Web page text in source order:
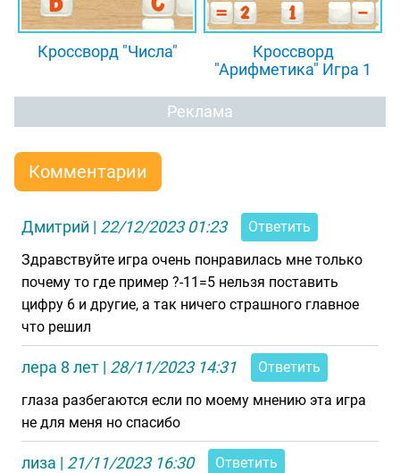
Кроссворд "Числа"
Кроссворд
"Арифметика" Игра 1
Реклама
Комментарии
Дмитрий | 22/12/2023 01:23
Ответить
Здравствуйте игра очень понравилась мне только
почему то где пример ?-11=5 нельзя поставить
цифру 6 и другие, а так ничего страшного главное
что решил
лера 8 лет | 28/11/2023 14:31
Ответить
глаза разбегаются если по моему мнению эта игра
не для меня но спасибо
лиза | 21/11/2023 16:30
Ответить